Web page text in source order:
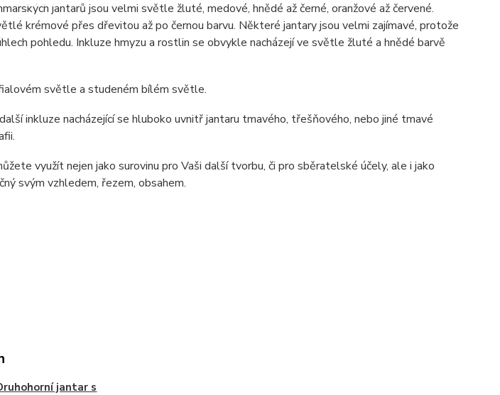
jantarů jsou velmi světle žluté, medové, hnědé až černé, oranžové až červené.
krémové přes dřevitou až po černou barvu. Některé jantary jsou velmi zajímavé, protože
pohledu. Inkluze hmyzu a rostlin se obvykle nacházejí ve světle žluté a hnědé barvě
světle a studeném bílém světle.
inkluze nacházející se hluboko uvnitř jantaru tmavého, třešňového, nebo jiné tmavé
využít nejen jako surovinu pro Vaši další tvorbu, či pro sběratelské účely, ale i jako
svým vzhledem, řezem, obsahem.
jantar s